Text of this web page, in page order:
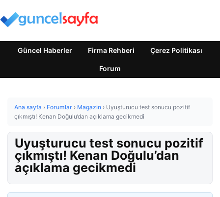
Güncel Haberler Firma Rehberi Çerez Politikası
Forum
Ana sayfa › Forumlar › Magazin › Uyuşturucu test sonucu pozitif
çıkmıştı! Kenan Doğulu’dan açıklama gecikmedi
Uyuşturucu test sonucu pozitif
çıkmıştı! Kenan Doğulu’dan
açıklama gecikmedi